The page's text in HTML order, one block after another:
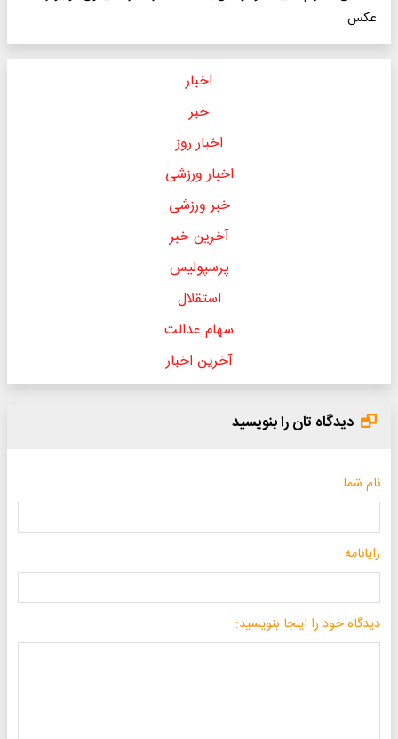
عکس
اخبار
خبر
اخبار روز
اخبار ورزشی
خبر ورزشی
آخرین خبر
پرسپولیس
استقلال
سهام عدالت
آخرین اخبار
دیدگاه تان را بنویسید
نام شما
رایانامه
دیدگاه خود را اینجا بنویسید: